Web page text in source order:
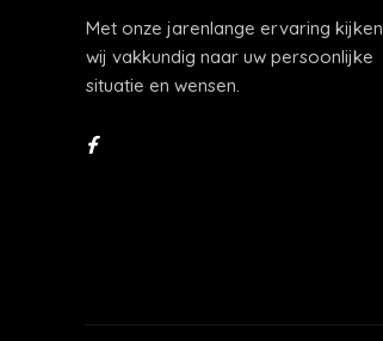
Met onze jarenlange ervaring kijken
wij vakkundig naar uw persoonlijke
situatie en wensen.